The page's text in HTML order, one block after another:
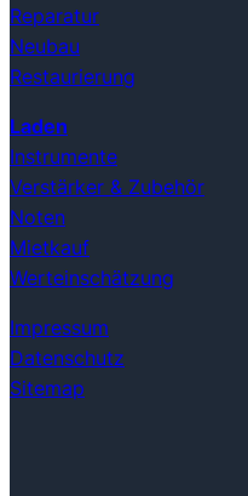
Reparatur
Neubau
Restaurierung
Laden
Instrumente
Verstärker & Zubehör
Noten
Mietkauf
Werteinschätzung
Impressum
Datenschutz
Sitemap